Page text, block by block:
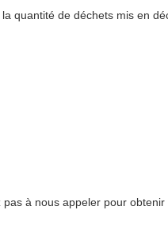
quantité de déchets mis en
à nous appeler pour obtenir